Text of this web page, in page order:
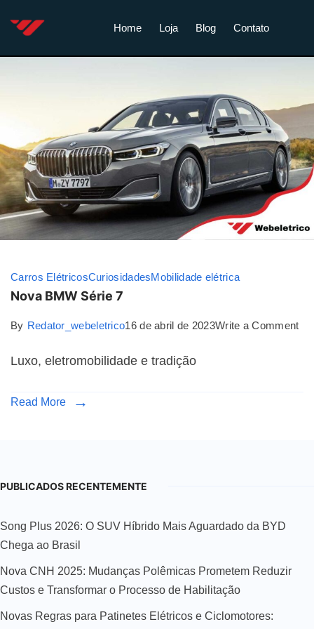
Home Loja Blog Contato
Carros ElétricosCuriosidadesMobilidade elétrica
Nova BMW Série 7
By Redator_webeletrico16 de abril de 2023Write a Comment
Luxo, eletromobilidade e tradição
Read More
PUBLICADOS RECENTEMENTE
Song Plus 2026: O SUV Híbrido Mais Aguardado da BYD
Chega ao Brasil
Nova CNH 2025: Mudanças Polêmicas Prometem Reduzir
Custos e Transformar o Processo de Habilitação
Novas Regras para Patinetes Elétricos e Ciclomotores: